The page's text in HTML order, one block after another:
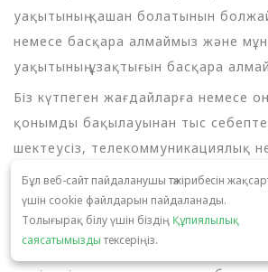
уақытының қашан болатынын
немесе басқара алмаймыз және
уақытының ұзақтығын басқара
Біз күтпеген жағдайларға немесе
қонымды бақылауынан тыс
шектеусіз, телекоммуникациялық
қызметін жеткізушілердің істен
мажорлық жағдайларға, жер
су тасқындарына, эмбаргоға,
ереуілдерге, тәртіпсіздіктерге,
Бұл веб-сайт пайдаланушы тәжірибесін
үшін cookie файлдарын пайдаланады.
Толығырақ білу үшін біздің Құпиялылық
саясатымыздытексеріңіз.